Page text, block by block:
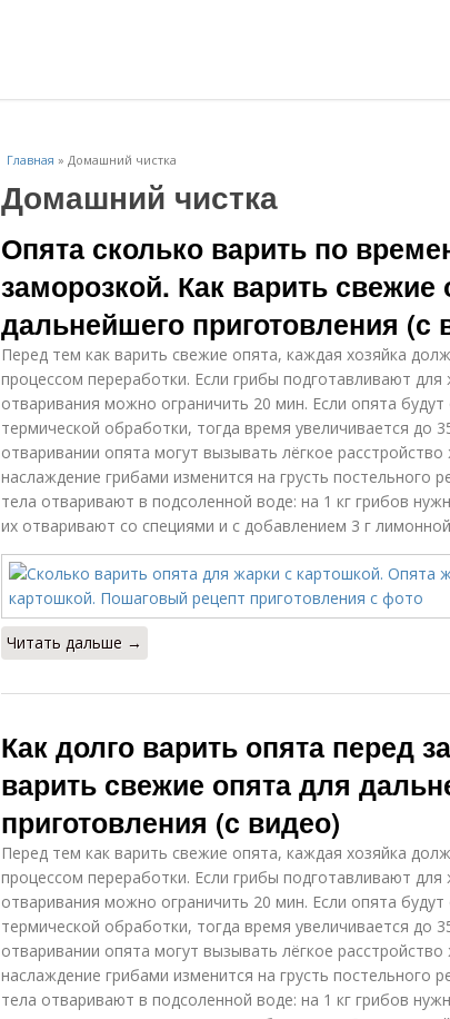
Главная » Домашний чистка
Домашний чистка
Опята сколько варить по
заморозкой. Как варить свежие
дальнейшего приготовления (с
Перед тем как варить свежие опята, каждая хозяйка
процессом переработки. Если грибы подготавливают
отваривания можно ограничить 20 мин. Если опята
термической обработки, тогда время увеличивается до
отваривании опята могут вызывать лёгкое
наслаждение грибами изменится на грусть постельного
тела отваривают в подсоленной воде: на 1 кг грибов
их отваривают со специями и с добавлением 3 г
Читать дальше →
Как долго варить опята перед
варить свежие опята для
приготовления (с видео)
Перед тем как варить свежие опята, каждая хозяйка
процессом переработки. Если грибы подготавливают
отваривания можно ограничить 20 мин. Если опята
термической обработки, тогда время увеличивается до
отваривании опята могут вызывать лёгкое
наслаждение грибами изменится на грусть постельного
тела отваривают в подсоленной воде: на 1 кг грибов